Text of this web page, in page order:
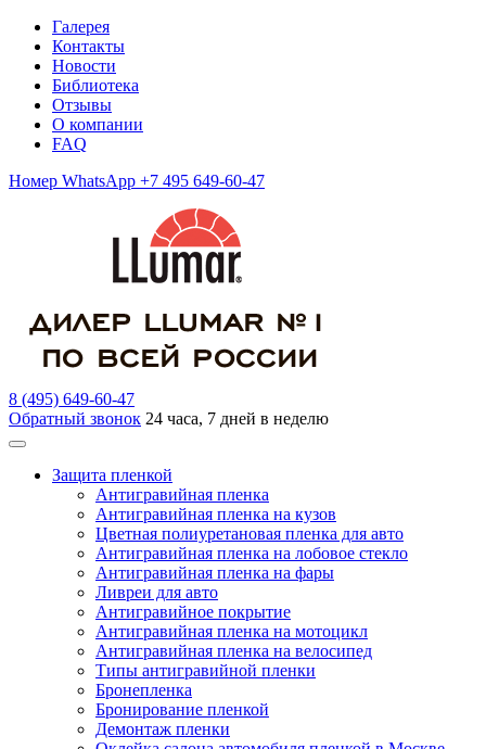
Галерея
Контакты
Новости
Библиотека
Отзывы
О компании
FAQ
Номер WhatsApp +7 495 649-60-47
8 (495) 649-60-47
Обратный звонок 24 часа, 7 дней в неделю
Защита пленкой
Антигравийная пленка
Антигравийная пленка на кузов
Цветная полиуретановая пленка для авто
Антигравийная пленка на лобовое стекло
Антигравийная пленка на фары
Ливреи для авто
Антигравийное покрытие
Антигравийная пленка на мотоцикл
Антигравийная пленка на велосипед
Типы антигравийной пленки
Бронепленка
Бронирование пленкой
Демонтаж пленки